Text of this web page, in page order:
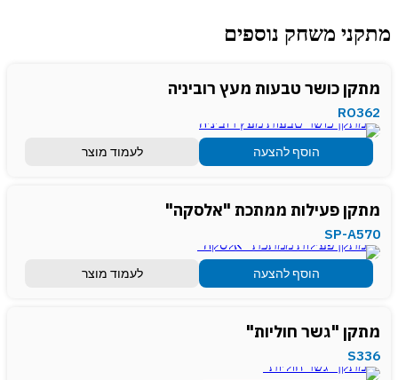
מתקני משחק נוספים
מתקן כושר טבעות מעץ רוביניה
RO362
הוסף להצעה לעמוד מוצר
מתקן פעילות ממתכת "אלסקה"
SP-A570
הוסף להצעה לעמוד מוצר
מתקן "גשר חוליות"
S336